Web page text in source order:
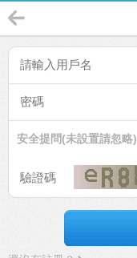
安全提問(未設置請忽略)